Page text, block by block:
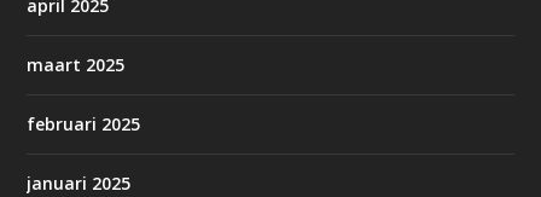
april 2025
maart 2025
februari 2025
januari 2025